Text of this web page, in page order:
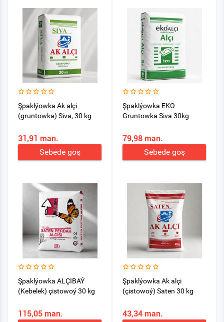
Şpaklýowka Ak alçi
(gruntowka) Siva, 30 kg
31,91 man.
Sebede goş
Şpaklýowka EKO
Gruntowka Siva 30kg
79,98 man.
Sebede goş
Şpaklýowka ALÇIBAÝ
(Kebelek) çistowoý 30 kg
115,05 man.
Şpaklýowka Ak alçi
(çistowoý) Saten 30 kg
43,34 man.